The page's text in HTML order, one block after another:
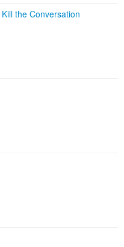
Kill the Conversation